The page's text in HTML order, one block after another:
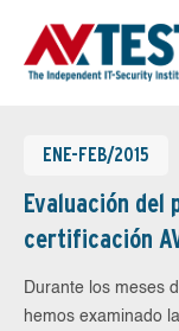
ENE-FEB/2015
Evaluación del
certificación
Durante los meses
hemos examinado